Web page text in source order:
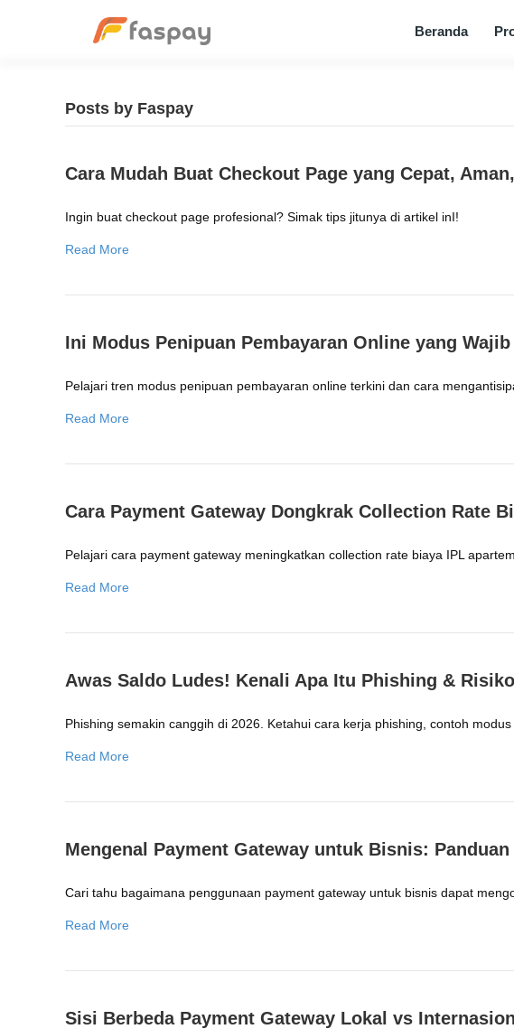
Beranda
Posts by Faspay
Cara Mudah Buat Checkout Page yang Cepat,
Ingin buat checkout page profesional? Simak tips jitunya di artikel inI!
Read More
Ini Modus Penipuan Pembayaran Online yang
Pelajari tren modus penipuan pembayaran online terkini dan cara
Read More
Cara Payment Gateway Dongkrak Collection Rate
Pelajari cara payment gateway meningkatkan collection rate biaya IPL
Read More
Awas Saldo Ludes! Kenali Apa Itu Phishing &
Phishing semakin canggih di 2026. Ketahui cara kerja phishing, contoh
Read More
Mengenal Payment Gateway untuk Bisnis:
Cari tahu bagaimana penggunaan payment gateway untuk bisnis dapat
Read More
Sisi Berbeda Payment Gateway Lokal vs